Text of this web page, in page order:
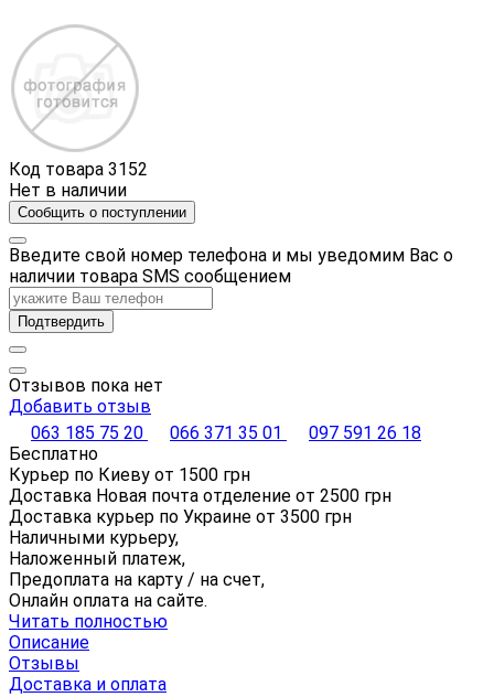
Код товара 3152
Нет в наличии
Сообщить о поступлении
Введите свой номер телефона и мы уведомим Вас о
наличии товара SMS сообщением
Подтвердить
Отзывов пока нет
Добавить отзыв
063 185 75 20
066 371 35 01
097 591 26 18
Бесплатно
Курьер по Киеву от 1500 грн
Доставка Новая почта отделение от 2500 грн
Доставка курьер по Украине от 3500 грн
Наличными курьеру,
Наложенный платеж,
Предоплата на карту / на счет,
Онлайн оплата на сайте.
Читать полностью
Описание
Отзывы
Доставка и оплата